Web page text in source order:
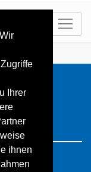
Ihrer
ihnen